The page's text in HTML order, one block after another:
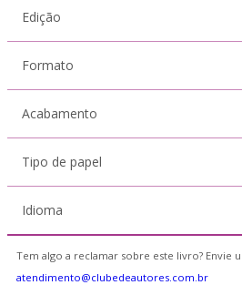
Edição
Formato
Acabamento
Tipo de papel
Idioma
Tem algo a reclamar sobre este livro? Envie
atendimento@clubedeautores.com.br